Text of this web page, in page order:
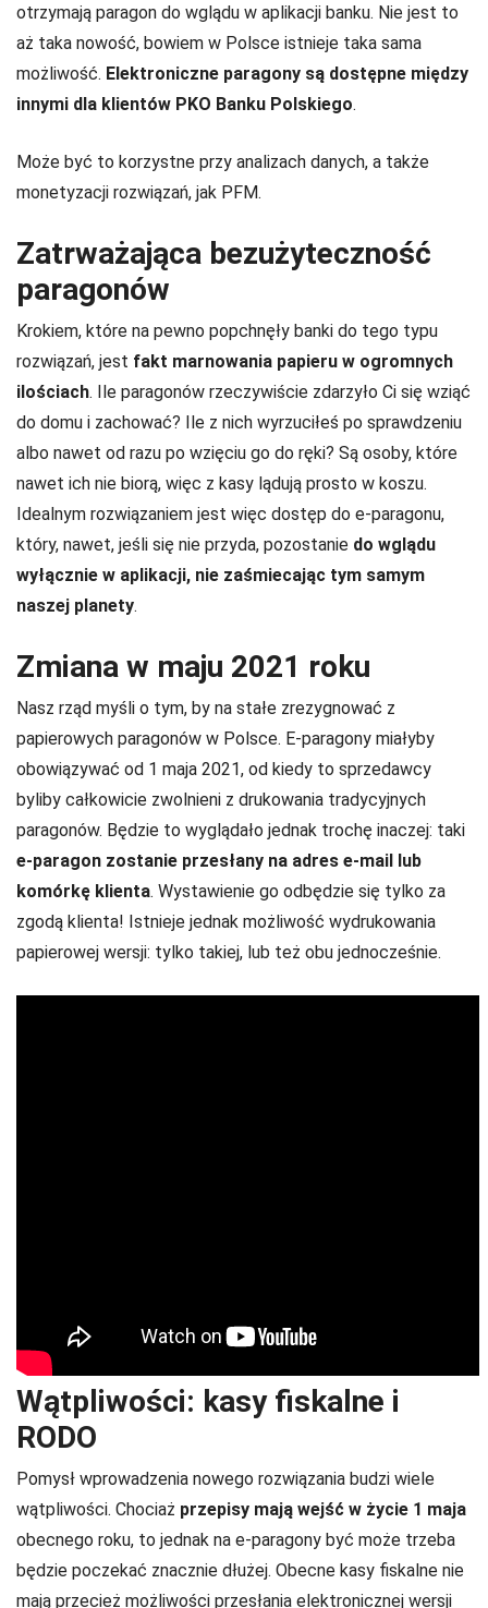
otrzymają paragon do wglądu w aplikacji banku. Nie jest to
aż taka nowość, bowiem w Polsce istnieje taka sama
możliwość. Elektroniczne paragony są dostępne między
innymi dla klientów PKO Banku Polskiego.
Może być to korzystne przy analizach danych, a także
monetyzacji rozwiązań, jak PFM.
Zatrważająca bezużyteczność
paragonów
Krokiem, które na pewno popchnęły banki do tego typu
rozwiązań, jest fakt marnowania papieru w ogromnych
ilościach. Ile paragonów rzeczywiście zdarzyło Ci się wziąć
do domu i zachować? Ile z nich wyrzuciłeś po sprawdzeniu
albo nawet od razu po wzięciu go do ręki? Są osoby, które
nawet ich nie biorą, więc z kasy lądują prosto w koszu.
Idealnym rozwiązaniem jest więc dostęp do e-paragonu,
który, nawet, jeśli się nie przyda, pozostanie do wglądu
wyłącznie w aplikacji, nie zaśmiecając tym samym
naszej planety.
Zmiana w maju 2021 roku
Nasz rząd myśli o tym, by na stałe zrezygnować z
papierowych paragonów w Polsce. E-paragony miałyby
obowiązywać od 1 maja 2021, od kiedy to sprzedawcy
byliby całkowicie zwolnieni z drukowania tradycyjnych
paragonów. Będzie to wyglądało jednak trochę inaczej: taki
e-paragon zostanie przesłany na adres e-mail lub
komórkę klienta. Wystawienie go odbędzie się tylko za
zgodą klienta! Istnieje jednak możliwość wydrukowania
papierowej wersji: tylko takiej, lub też obu jednocześnie.
Wątpliwości: kasy fiskalne i
RODO
Pomysł wprowadzenia nowego rozwiązania budzi wiele
wątpliwości. Chociaż przepisy mają wejść w życie 1 maja
obecnego roku, to jednak na e-paragony być może trzeba
będzie poczekać znacznie dłużej. Obecne kasy fiskalne nie
mają przecież możliwości przesłania elektronicznej wersji